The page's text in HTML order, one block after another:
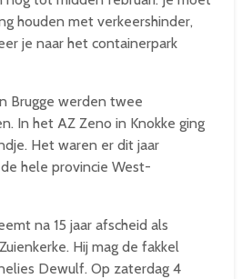
houden met verkeershinder,
je naar het containerpark
Brugge werden twee
In het AZ Zeno in Knokke ging
Het waren er dit jaar
hele provincie West-
na 15 jaar afscheid als
Hij mag de fakkel
Dewulf. Op zaterdag 4